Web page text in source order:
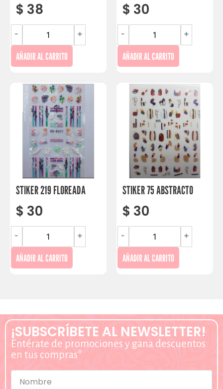
$ 38
- +
AÑADIR AL CARRITO
$ 30
- +
AÑADIR AL CARRITO
STIKER 219 FLOREADA
$ 30
- +
AÑADIR AL CARRITO
STIKER 75 ABSTRACTO
$ 30
- +
AÑADIR AL CARRITO
¡SUBSCRÍBETE AL NEWSLETTER!
Entérate de promociones y gana descuentos
en tus compras*